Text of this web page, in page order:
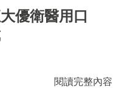
優衛醫用口
閱讀完整內容